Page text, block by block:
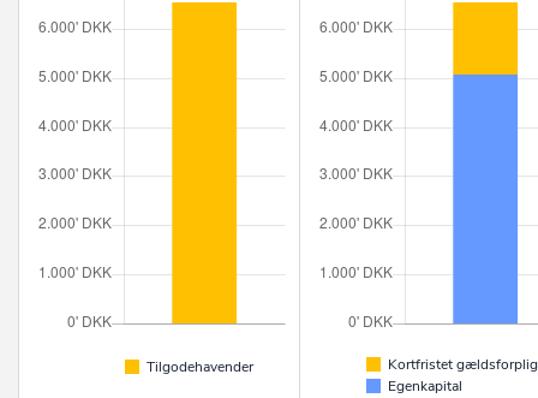
Tilgodehavender
Kortfristet
Egenkapital